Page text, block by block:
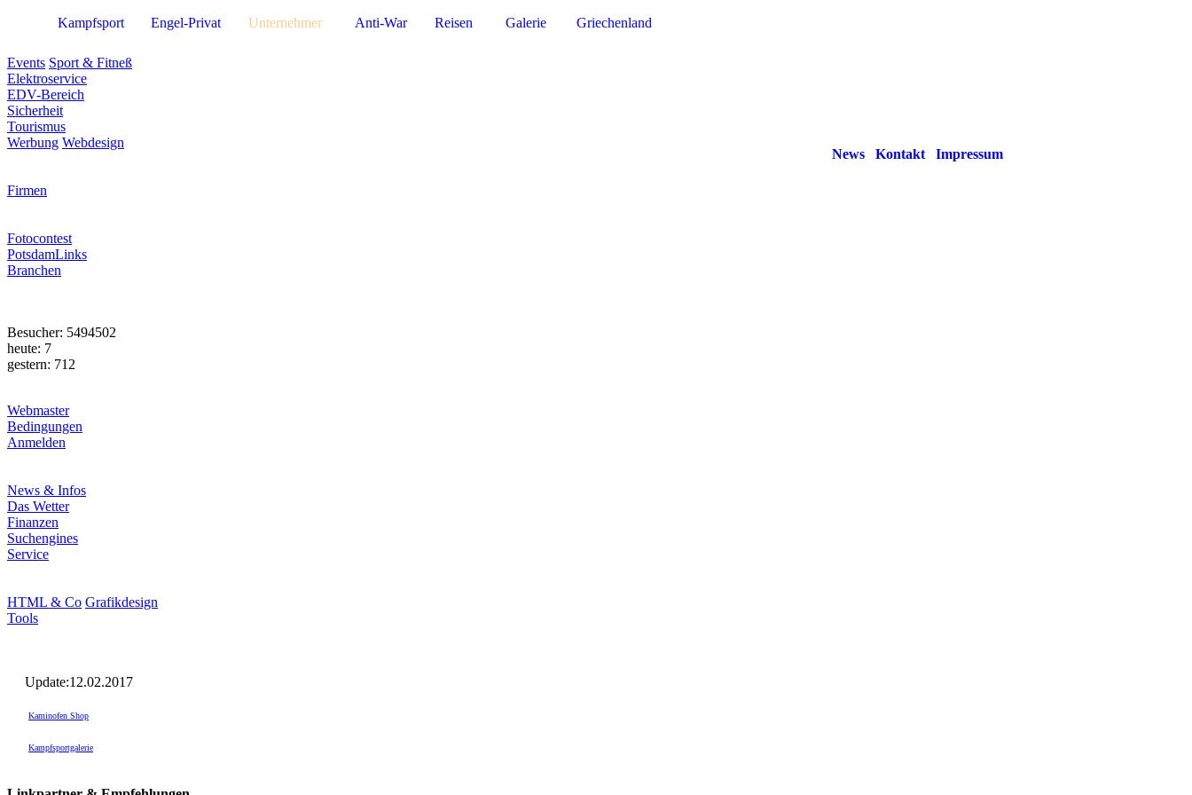
Events Sport & Fitneß
Elektroservice
EDV-Bereich
Sicherheit
Tourismus
Werbung Webdesign
Firmen
Fotocontest
PotsdamLinks
Branchen
Besucher: 5494502
heute: 7
gestern: 712
Webmaster
Bedingungen
Anmelden
News & Infos
Das Wetter
Finanzen
Suchengines
Service
HTML & Co Grafikdesign
Tools
Update:12.02.2017
Kaminofen Shop
Kampfsportgalerie
News Kontakt Impressum
Kampfsport Engel-Privat Unternehmer Anti-War Reisen Galerie Griechenland